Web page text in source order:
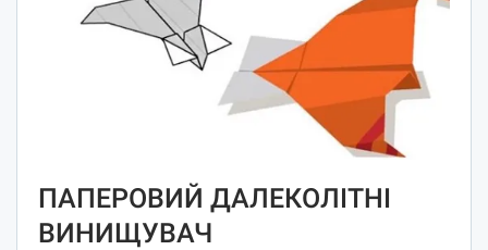
ПАПЕРОВИЙ ДАЛЕКОЛІТНІ
ВИНИЩУВАЧ